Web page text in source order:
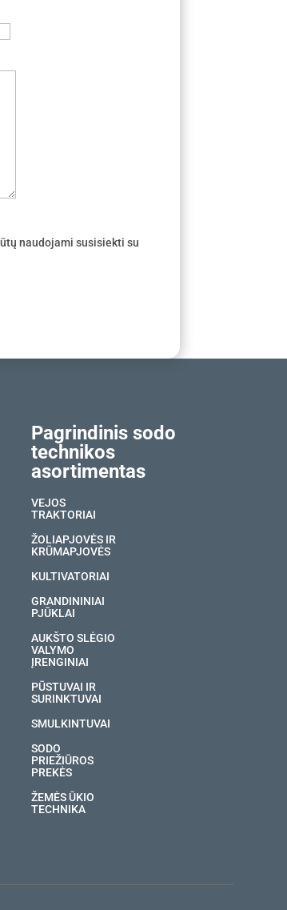
naudojami susisiekti su
Pagrindinis sodo
technikos
asortimentas
VEJOS
TRAKTORIAI
ŽOLIAPJOVĖS IR
KRŪMAPJOVĖS
KULTIVATORIAI
GRANDININIAI
PJŪKLAI
AUKŠTO SLĖGIO
VALYMO
ĮRENGINIAI
PŪSTUVAI IR
SURINKTUVAI
SMULKINTUVAI
SODO
PRIEŽIŪROS
PREKĖS
ŽEMĖS ŪKIO
TECHNIKA